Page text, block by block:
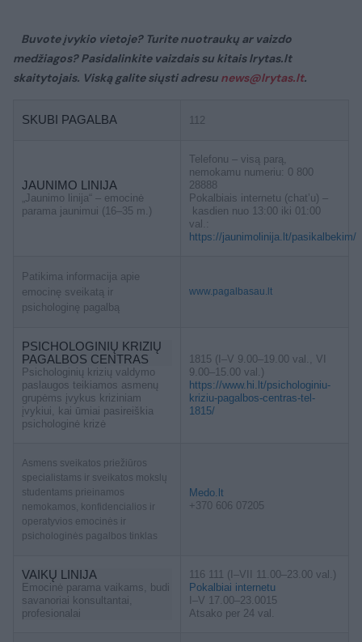
Buvote įvykio vietoje? Turite nuotraukų ar vaizdo
medžiagos? Pasidalinkite vaizdais su kitais lrytas.lt
skaitytojais. Viską galite siųsti adresu news@lrytas.lt.
SKUBI PAGALBA 112
JAUNIMO LINIJA
„Jaunimo linija“ – emocinė
parama jaunimui (16–35 m.)
Telefonu – visą parą,
nemokamu numeriu: 0 800
28888
Pokalbiais internetu (chat’u) –
kasdien nuo 13:00 iki 01:00
val.:
https://jaunimolinija.lt/pasikalbekim/
Patikima informacija apie
emocinę sveikatą ir
psichologinę pagalbą
www.pagalbasau.lt
PSICHOLOGINIŲ KRIZIŲ
PAGALBOS CENTRAS
Psichologinių krizių valdymo
paslaugos teikiamos asmenų
grupėms įvykus kriziniam
įvykiui, kai ūmiai pasireiškia
psichologinė krizė
1815 (I–V 9.00–19.00 val., VI
9.00–15.00 val.)
https://www.hi.lt/psichologiniu-
kriziu-pagalbos-centras-tel-
1815/
Asmens sveikatos priežiūros
specialistams ir sveikatos mokslų
studentams prieinamos
nemokamos, konfidencialios ir
operatyvios emocinės ir
psichologinės pagalbos tinklas
Medo.lt
+370 606 07205
VAIKŲ LINIJA
Emocinė parama vaikams, budi
savanoriai konsultantai,
profesionalai
116 111 (I–VII 11.00–23.00 val.)
Pokalbiai internetu
I–V 17.00–23.0015
Atsako per 24 val.